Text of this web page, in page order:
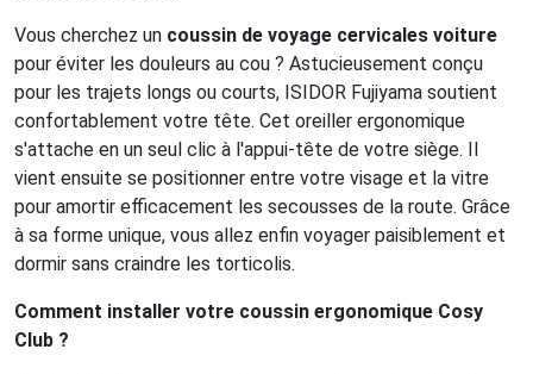
Vous cherchez un coussin de voyage cervicales voiture
pour éviter les douleurs au cou ? Astucieusement conçu
pour les trajets longs ou courts, ISIDOR Fujiyama soutient
confortablement votre tête. Cet oreiller ergonomique
s'attache en un seul clic à l'appui-tête de votre siège. Il
vient ensuite se positionner entre votre visage et la vitre
pour amortir efficacement les secousses de la route. Grâce
à sa forme unique, vous allez enfin voyager paisiblement et
dormir sans craindre les torticolis.
Comment installer votre coussin ergonomique Cosy
Club ?